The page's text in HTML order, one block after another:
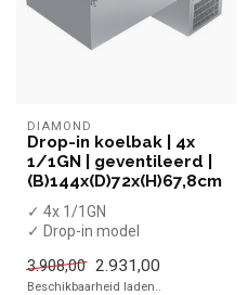
DIAMOND
Drop-in koelbak | 4x
1/1GN | geventileerd |
(B)144x(D)72x(H)67,8cm
✓ 4x 1/1GN
✓ Drop-in model
✓ 0 tot +4 °C
3.908,00 2.931,00
Beschikbaarheid laden..